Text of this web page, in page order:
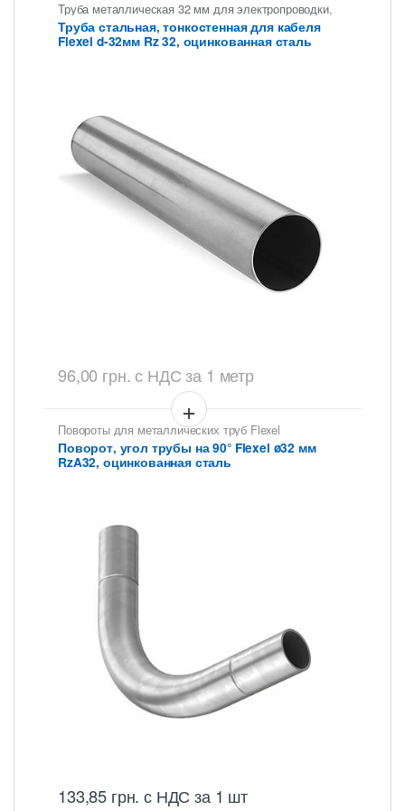
Труба металлическая 32 мм для электропроводки,
Труба тонкостенная для электропроводки
Труба стальная, тонкостенная для кабеля
Flexel d-32мм Rz 32, оцинкованная сталь
96,00 грн. с НДС за 1 метр
Повороты для металлических труб Flexel
Поворот, угол трубы на 90° Flexel ø32 мм
RzA32, оцинкованная сталь
133,85 грн. с НДС за 1 шт